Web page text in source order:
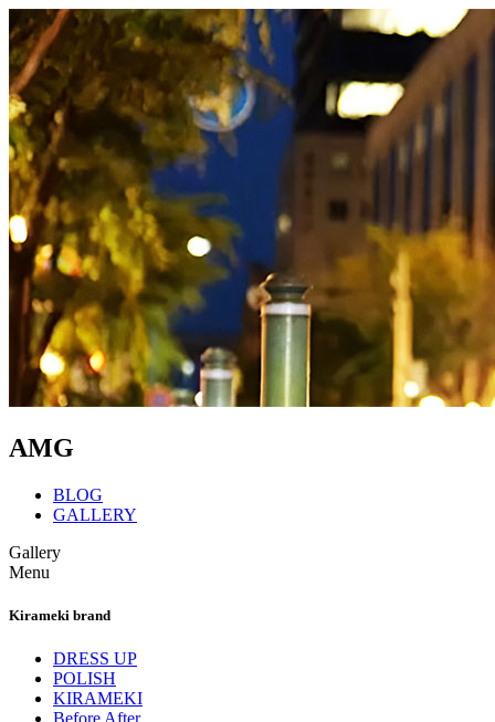
AMG
BLOG
GALLERY
Gallery
Menu
Kirameki brand
DRESS UP
POLISH
KIRAMEKI